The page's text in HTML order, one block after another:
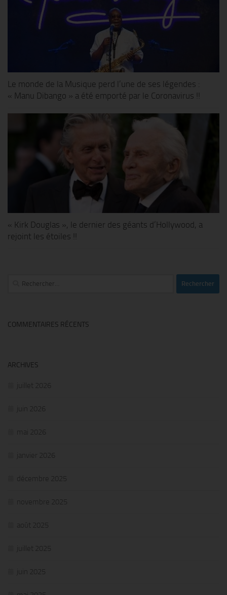
Le monde de la Musique perd l’une de ses légendes :
« Manu Dibango » a été emporté par le Coronavirus !!
« Kirk Douglas », le dernier des géants d’Hollywood, a
rejoint les étoiles !!
Rechercher :
COMMENTAIRES RÉCENTS
ARCHIVES
juillet 2026
juin 2026
mai 2026
janvier 2026
décembre 2025
novembre 2025
août 2025
juillet 2025
juin 2025